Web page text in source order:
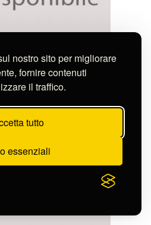
nostro sito per migliorare
fornire contenuti
il traffico.
tutto
essenziali
DI UN TEMPIO